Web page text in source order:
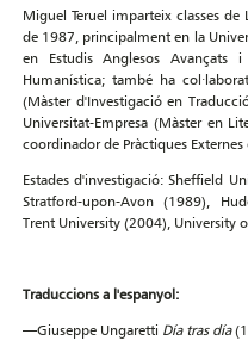
Miguel Teruel imparteix classes
de 1987, principalment en la
en Estudis Anglesos
Humanística; també ha
(Màster d'Investigació en
Universitat-Empresa (Màster en
coordinador de Pràctiques Externes
Estades d'investigació: Sheffield
Stratford-upon-Avon (1989),
Trent University (2004), University
Traduccions a l'espanyol:
—Giuseppe Ungaretti Día tras día